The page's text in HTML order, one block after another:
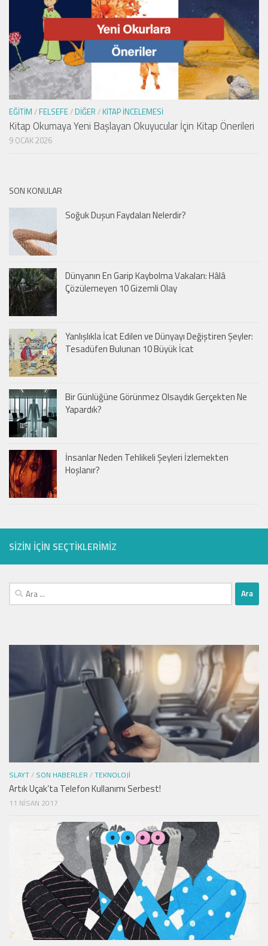
EĞITIM / FELSEFE/ DIĞER / KITAP İNCELEMESI
Kitap Okumaya Yeni Başlayan Okuyucular İçin Kitap Önerileri
9 OCAK 2026
SON KONULAR
Soğuk Duşun Faydaları Nelerdir?
Dünyanın En Garip Kaybolma Vakaları: Hâlâ
Çözülemeyen 10 Gizemli Olay
Yanlışlıkla İcat Edilen ve Dünyayı Değiştiren Şeyler:
Tesadüfen Bulunan 10 Büyük İcat
Bir Günlüğüne Görünmez Olsaydık Gerçekten Ne
Yapardık?
İnsanlar Neden Tehlikeli Şeyleri İzlemekten
Hoşlanır?
SIZIN IÇIN SEÇTIKLERIMIZ
Arama:
SLAYT/ SON HABERLER /TEKNOLOJI
Artık Uçak’ta Telefon Kullanımı Serbest!
11 NISAN 2017